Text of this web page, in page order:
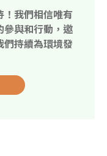
！我們相信唯有
參與和行動，邀
們持續為環境發